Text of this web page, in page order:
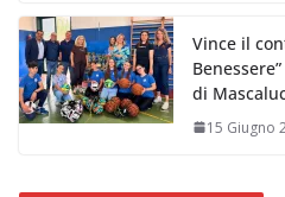
Vince il
di
15 Giugno